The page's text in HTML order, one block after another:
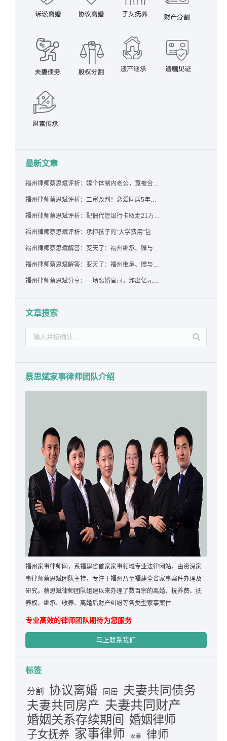
最新文章
福州律师蔡思斌评析：嫁个体制内老公，竟被合伙设局背上近百万债务，婚前不查征信真要命！
福州律师蔡思斌评析：二审改判！恋爱同居5年为女友买车，分手后能要回吗？
福州律师蔡思斌评析：配偶代管银行卡取走21万，离婚后这笔钱还要得回来吗？
福州律师蔡思斌评析：承担孩子的“大学费用”包括高额留学费用吗？
福州律师蔡思斌解答：变天了：福州继承、赠与房产转让要收20%个税？福州国税官方回复来了！
福州律师蔡思斌解答：变天了：福州继承、赠与房产转让要收20%个税？福州国税官方回答来了！
福州律师蔡思斌分享：一场离婚官司，炸出亿元“糊涂账”：本想分割家产，结果“自爆”了家底
文章搜索
蔡思斌家事律师团队介绍
福州家事律师网，系福建省首家家事领域专业法律网站，由资深家
事律师蔡思斌团队主持，专注于福州乃至福建全省家事案件办理及
研究。蔡思斌律师团队组建以来办理了数百宗的离婚、抚养费、抚
养权、继承、收养、离婚后财产纠纷等各类型家事案件...
专业高效的律师团队期待为您服务
马上联系我们
标签
分割 协议离婚 同居 夫妻共同债务
夫妻共同房产 夫妻共同财产
婚姻关系存续期间 婚姻律师
子女抚养 家事律师 家暴 律师